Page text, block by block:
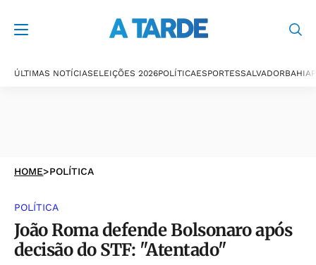
ÚLTIMAS NOTÍCIASELEIÇÕES 2026POLÍTICAESPORTESSALVADORBAHIA
HOME>POLÍTICA
POLÍTICA
João Roma defende Bolsonaro após
decisão do STF: "Atentado"